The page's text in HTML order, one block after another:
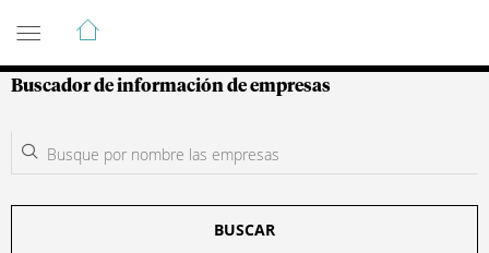
Guía de Empresas Colombianas
Buscador de información de empresas
BUSCAR